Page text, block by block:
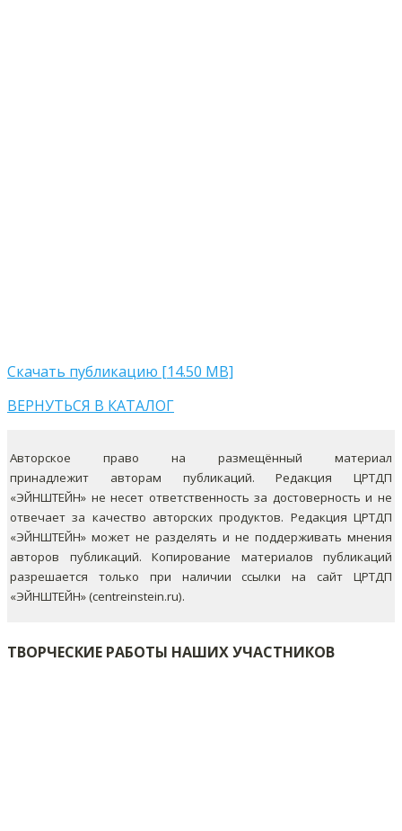
Скачать публикацию [14.50 MB]
ВЕРНУТЬСЯ В КАТАЛОГ
Авторское право на размещённый материал
принадлежит авторам публикаций. Редакция ЦРТДП
«ЭЙНШТЕЙН» не несет ответственность за достоверность и не
отвечает за качество авторских продуктов. Редакция ЦРТДП
«ЭЙНШТЕЙН» может не разделять и не поддерживать мнения
авторов публикаций. Копирование материалов публикаций
разрешается только при наличии ссылки на сайт ЦРТДП
«ЭЙНШТЕЙН» (centreinstein.ru).
ТВОРЧЕСКИЕ РАБОТЫ НАШИХ УЧАСТНИКОВ